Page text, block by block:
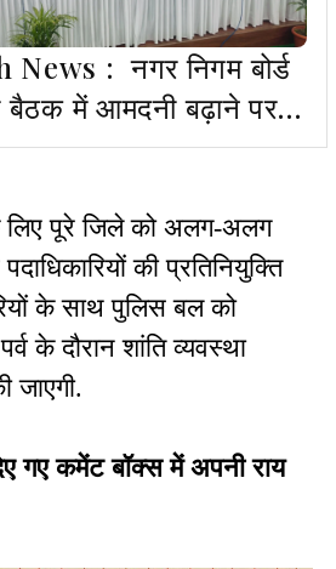
: नगर निगम बोर्ड
बैठक में आमदनी बढ़ाने पर
सुदिव्य सोनू रहे मौजूद
लिए पूरे जिले को अलग-अलग
की प्रतिनियुक्ति
के साथ पुलिस बल को
के दौरान शांति व्यवस्था
जाएगी.
गए कमेंट बॉक्स में अपनी राय